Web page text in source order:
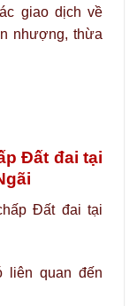
giao dịch về
nhượng, thừa
Đất đai tại
Đất đai tại
liên quan đến